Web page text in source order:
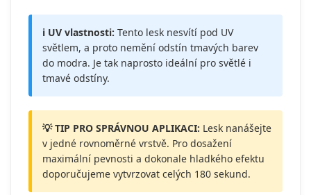
ℹ️ UV vlastnosti: Tento lesk nesvítí pod UV
světlem, a proto nemění odstín tmavých barev
do modra. Je tak naprosto ideální pro světlé i
tmavé odstíny.
💡 TIP PRO SPRÁVNOU APLIKACI: Lesk nanášejte
v jedné rovnoměrné vrstvě. Pro dosažení
maximální pevnosti a dokonale hladkého efektu
doporučujeme vytvrzovat celých 180 sekund.